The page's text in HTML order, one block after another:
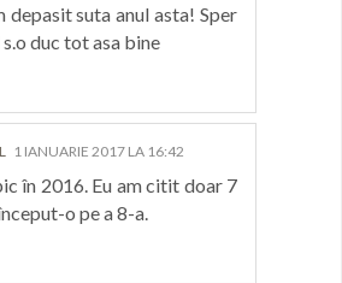
depasit suta anul asta! Sper
s.o duc tot asa bine
1 IANUARIE 2017 LA 16:42
în 2016. Eu am citit doar 7
o pe a 8-a.